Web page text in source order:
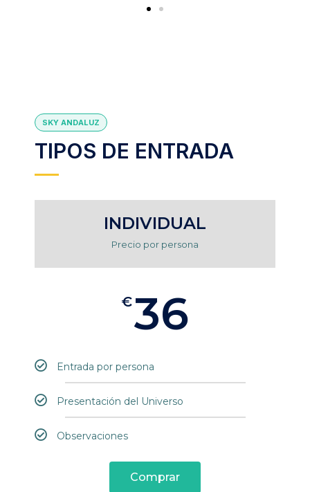
SKY ANDALUZ
TIPOS DE ENTRADA
INDIVIDUAL
Precio por persona
€36
Entrada por persona
Presentación del Universo
Observaciones
Comprar